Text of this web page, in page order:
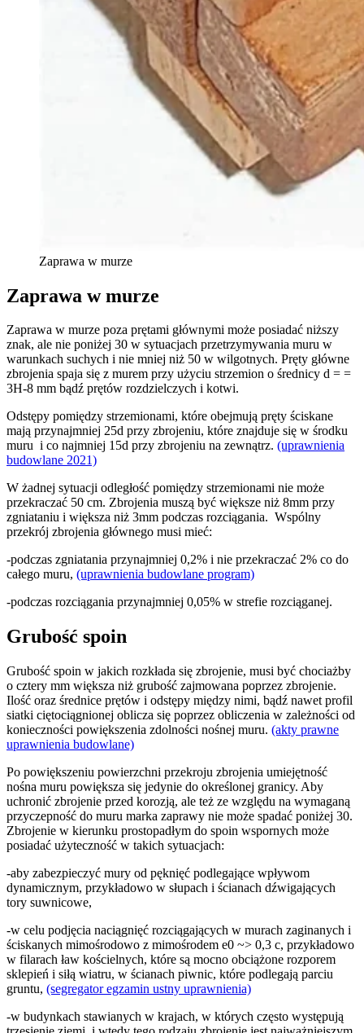
Zaprawa w murze
Zaprawa w murze
Zaprawa w murze poza prętami głównymi może posiadać niższy
znak, ale nie poniżej 30 w sytuacjach przetrzymywania muru w
warunkach suchych i nie mniej niż 50 w wilgotnych. Pręty główne
zbrojenia spaja się z murem przy użyciu strzemion o średnicy d = =
3H-8 mm bądź prętów rozdzielczych i kotwi.
Odstępy pomiędzy strzemionami, które obejmują pręty ściskane
mają przynajmniej 25d przy zbrojeniu, które znajduje się w środku
muru i co najmniej 15d przy zbrojeniu na zewnątrz. (uprawnienia
budowlane 2021)
W żadnej sytuacji odległość pomiędzy strzemionami nie może
przekraczać 50 cm. Zbrojenia muszą być większe niż 8mm przy
zgniataniu i większa niż 3mm podczas rozciągania. Wspólny
przekrój zbrojenia głównego musi mieć:
-podczas zgniatania przynajmniej 0,2% i nie przekraczać 2% co do
całego muru, (uprawnienia budowlane program)
-podczas rozciągania przynajmniej 0,05% w strefie rozciąganej.
Grubość spoin
Grubość spoin w jakich rozkłada się zbrojenie, musi być chociażby
o cztery mm większa niż grubość zajmowana poprzez zbrojenie.
Ilość oraz średnice prętów i odstępy między nimi, bądź nawet profil
siatki ciętociągnionej oblicza się poprzez obliczenia w zależności od
konieczności powiększenia zdolności nośnej muru. (akty prawne
uprawnienia budowlane)
Po powiększeniu powierzchni przekroju zbrojenia umiejętność
nośna muru powiększa się jedynie do określonej granicy. Aby
uchronić zbrojenie przed korozją, ale też ze względu na wymaganą
przyczepność do muru marka zaprawy nie może spadać poniżej 30.
Zbrojenie w kierunku prostopadłym do spoin wspornych może
posiadać użyteczność w takich sytuacjach:
-aby zabezpieczyć mury od pęknięć podlegające wpływom
dynamicznym, przykładowo w słupach i ścianach dźwigających
tory suwnicowe,
-w celu podjęcia naciągnięć rozciągających w murach zaginanych i
ściskanych mimośrodowo z mimośrodem e0 ~> 0,3 c, przykładowo
w filarach ław kościelnych, które są mocno obciążone rozporem
sklepień i siłą wiatru, w ścianach piwnic, które podlegają parciu
gruntu, (segregator egzamin ustny uprawnienia)
-w budynkach stawianych w krajach, w których często występują